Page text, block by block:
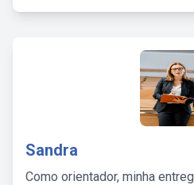
Sandra
Como orientador, minha